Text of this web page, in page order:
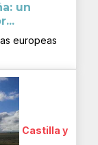
un
europeas
Castilla y